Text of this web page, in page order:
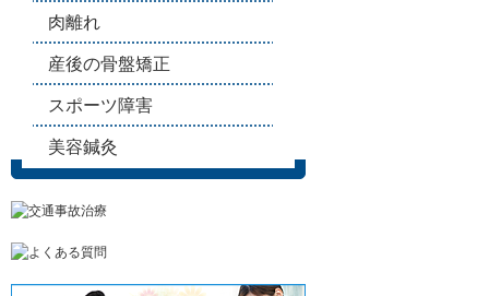
肉離れ
産後の骨盤矯正
スポーツ障害
美容鍼灸